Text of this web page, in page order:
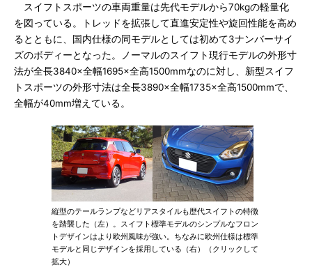
スイフトスポーツの車両重量は先代モデルから70kgの軽量化
を図っている。トレッドを拡張して直進安定性や旋回性能を高め
るとともに、国内仕様の同モデルとしては初めて3ナンバーサイ
ズのボディーとなった。ノーマルのスイフト現行モデルの外形寸
法が全長3840×全幅1695×全高1500mmなのに対し、新型スイフ
トスポーツの外形寸法は全長3890×全幅1735×全高1500mmで、
全幅が40mm増えている。
縦型のテールランプなどリアスタイルも歴代スイフトの特徴
を踏襲した（左）。スイフト標準モデルのシンプルなフロン
トデザインはより欧州風味が強い。ちなみに欧州仕様は標準
モデルと同じデザインを採用している（右）（クリックして
拡大）